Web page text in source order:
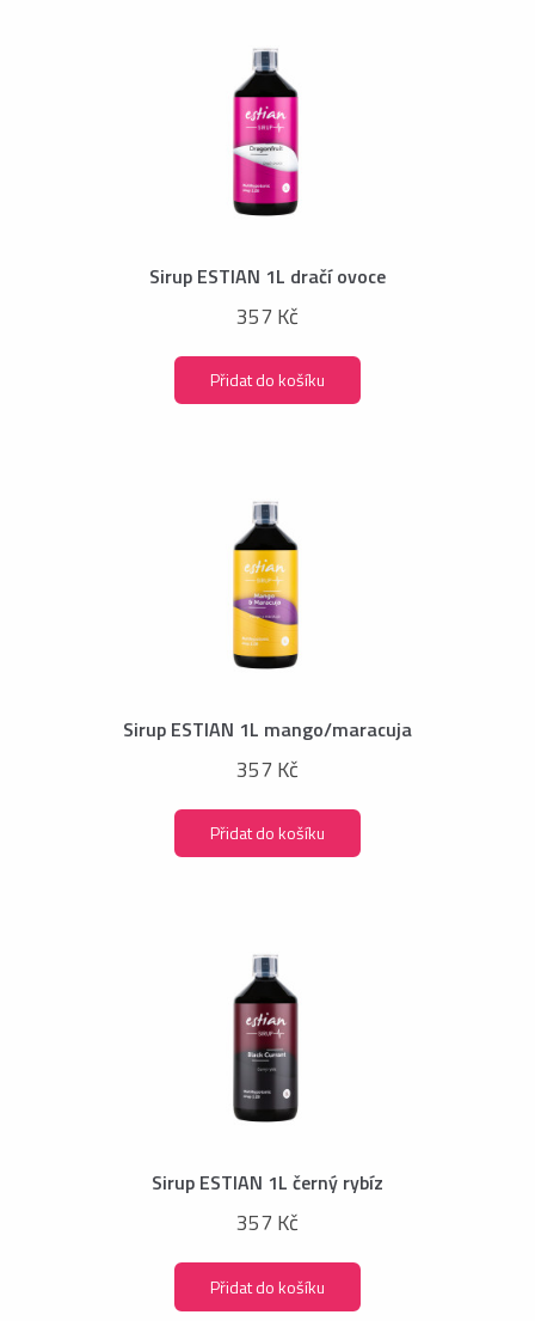
Sirup ESTIAN 1L dračí ovoce
357 Kč
Přidat do košíku
Sirup ESTIAN 1L mango/maracuja
357 Kč
Přidat do košíku
Sirup ESTIAN 1L černý rybíz
357 Kč
Přidat do košíku